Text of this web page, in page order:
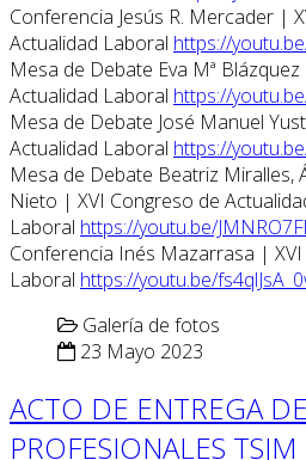
Conferencia Jesús R. Mercader |
Actualidad Laboral https://
Mesa de Debate Eva Mª
Actualidad Laboral https://
Mesa de Debate José Manuel
Actualidad Laboral https://
Mesa de Debate Beatriz Miralles,
Nieto | XVI Congreso de
Laboral https://youtu.be/
Conferencia Inés Mazarrasa |
Laboral https://youtu.be/
Galería de fotos
23 Mayo 2023
ACTO DE ENTREGA
PROFESIONALES TSJM